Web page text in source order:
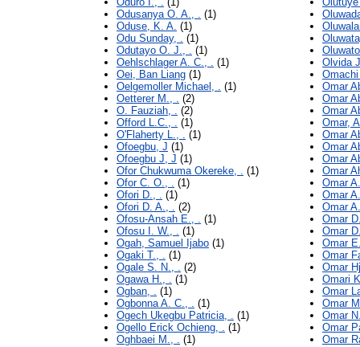
Odusanya O. A., . (1)
Oduse, K. A. (1)
Odu Sunday, . (1)
Odutayo O. J., . (1)
Oehlschlager A. C., . (1)
Oei, Ban Liang (1)
Oelgemoller Michael, . (1)
Oetterer M., . (2)
O. Fauziah, . (2)
Offord L.C., . (1)
O'Flaherty L., . (1)
Ofoegbu, J (1)
Ofoegbu J, J (1)
Ofor Chukwuma Okereke, . (1)
Ofor C. O., . (1)
Ofori D., . (1)
Ofori D. A., . (2)
Ofosu-Ansah E., . (1)
Ofosu I. W., . (1)
Ogah, Samuel Ijabo (1)
Ogaki T., . (1)
Ogale S. N., . (2)
Ogawa H., . (1)
Ogban, . (1)
Ogbonna A. C., . (1)
Ogech Ukegbu Patricia, . (1)
Ogello Erick Ochieng, . (1)
Oghbaei M., . (1)
Olvida
Omar
Omar
Omar
Omar,
Omar
Omar
Omar
Omar
Omar
Omar
Omar
Omar
Omar
Omar
Omar
Omar
Omari
Omar
Omar
Omar
Omar
Omar